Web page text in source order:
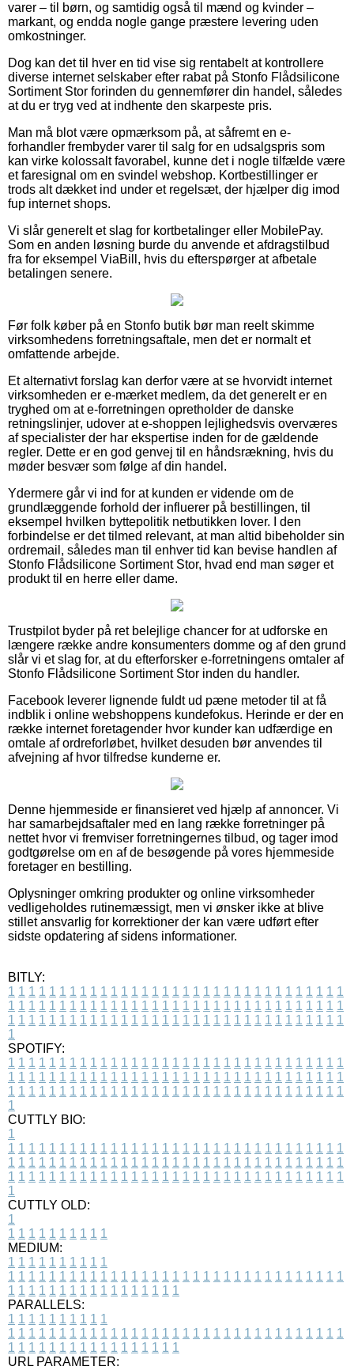
varer – til børn, og samtidig også til mænd og kvinder –
markant, og endda nogle gange præstere levering uden
omkostninger.
Dog kan det til hver en tid vise sig rentabelt at kontrollere
diverse internet selskaber efter rabat på Stonfo Flådsilicone
Sortiment Stor forinden du gennemfører din handel, således
at du er tryg ved at indhente den skarpeste pris.
Man må blot være opmærksom på, at såfremt en e-
forhandler frembyder varer til salg for en udsalgspris som
kan virke kolossalt favorabel, kunne det i nogle tilfælde være
et faresignal om en svindel webshop. Kortbestillinger er
trods alt dækket ind under et regelsæt, der hjælper dig imod
fup internet shops.
Vi slår generelt et slag for kortbetalinger eller MobilePay.
Som en anden løsning burde du anvende et afdragstilbud
fra for eksempel ViaBill, hvis du efterspørger at afbetale
betalingen senere.
Før folk køber på en Stonfo butik bør man reelt skimme
virksomhedens forretningsaftale, men det er normalt et
omfattende arbejde.
Et alternativt forslag kan derfor være at se hvorvidt internet
virksomheden er e-mærket medlem, da det generelt er en
tryghed om at e-forretningen opretholder de danske
retningslinjer, udover at e-shoppen lejlighedsvis overværes
af specialister der har ekspertise inden for de gældende
regler. Dette er en god genvej til en håndsrækning, hvis du
møder besvær som følge af din handel.
Ydermere går vi ind for at kunden er vidende om de
grundlæggende forhold der influerer på bestillingen, til
eksempel hvilken byttepolitik netbutikken lover. I den
forbindelse er det tilmed relevant, at man altid bibeholder sin
ordremail, således man til enhver tid kan bevise handlen af
Stonfo Flådsilicone Sortiment Stor, hvad end man søger et
produkt til en herre eller dame.
Trustpilot byder på ret belejlige chancer for at udforske en
længere række andre konsumenters domme og af den grund
slår vi et slag for, at du efterforsker e-forretningens omtaler af
Stonfo Flådsilicone Sortiment Stor inden du handler.
Facebook leverer lignende fuldt ud pæne metoder til at få
indblik i online webshoppens kundefokus. Herinde er der en
række internet foretagender hvor kunder kan udfærdige en
omtale af ordreforløbet, hvilket desuden bør anvendes til
afvejning af hvor tilfredse kunderne er.
Denne hjemmeside er finansieret ved hjælp af annoncer. Vi
har samarbejdsaftaler med en lang række forretninger på
nettet hvor vi fremviser forretningernes tilbud, og tager imod
godtgørelse om en af de besøgende på vores hjemmeside
foretager en bestilling.
Oplysninger omkring produkter og online virksomheder
vedligeholdes rutinemæssigt, men vi ønsker ikke at blive
stillet ansvarlig for korrektioner der kan være udført efter
sidste opdatering af sidens informationer.
BITLY:
1 1 1 1 1 1 1 1 1 1 1 1 1 1 1 1 1 1 1 1 1 1 1 1 1 1 1 1 1 1 1 1 1
1 1 1 1 1 1 1 1 1 1 1 1 1 1 1 1 1 1 1 1 1 1 1 1 1 1 1 1 1 1 1 1 1
1 1 1 1 1 1 1 1 1 1 1 1 1 1 1 1 1 1 1 1 1 1 1 1 1 1 1 1 1 1 1 1 1
1
SPOTIFY:
1 1 1 1 1 1 1 1 1 1 1 1 1 1 1 1 1 1 1 1 1 1 1 1 1 1 1 1 1 1 1 1 1
1 1 1 1 1 1 1 1 1 1 1 1 1 1 1 1 1 1 1 1 1 1 1 1 1 1 1 1 1 1 1 1 1
1 1 1 1 1 1 1 1 1 1 1 1 1 1 1 1 1 1 1 1 1 1 1 1 1 1 1 1 1 1 1 1 1
1
CUTTLY BIO:
1
1 1 1 1 1 1 1 1 1 1 1 1 1 1 1 1 1 1 1 1 1 1 1 1 1 1 1 1 1 1 1 1 1
1 1 1 1 1 1 1 1 1 1 1 1 1 1 1 1 1 1 1 1 1 1 1 1 1 1 1 1 1 1 1 1 1
1 1 1 1 1 1 1 1 1 1 1 1 1 1 1 1 1 1 1 1 1 1 1 1 1 1 1 1 1 1 1 1 1
1
CUTTLY OLD:
1
1 1 1 1 1 1 1 1 1 1
MEDIUM:
1 1 1 1 1 1 1 1 1 1
1 1 1 1 1 1 1 1 1 1 1 1 1 1 1 1 1 1 1 1 1 1 1 1 1 1 1 1 1 1 1 1 1
1 1 1 1 1 1 1 1 1 1 1 1 1 1 1 1 1
PARALLELS:
1 1 1 1 1 1 1 1 1 1
1 1 1 1 1 1 1 1 1 1 1 1 1 1 1 1 1 1 1 1 1 1 1 1 1 1 1 1 1 1 1 1 1
1 1 1 1 1 1 1 1 1 1 1 1 1 1 1 1 1
URL PARAMETER: